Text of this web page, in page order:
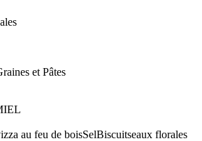
et Pâtes
au feu de boisSelBiscuitseaux florales